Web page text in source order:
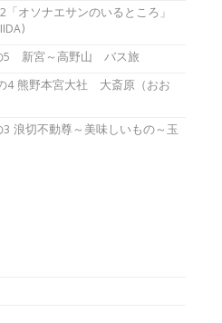
オソナエサンのいるところ」
5 新宮～高野山 バス旅
4 熊野本宮大社 大斎原（おお
浪切不動尊～美味しいもの～玉